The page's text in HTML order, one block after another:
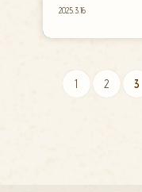
一口咬下就像
成磚頭。本
2025.3.16
1 2 3